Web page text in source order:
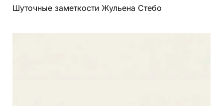
Шуточные заметкости Жульена Стебо